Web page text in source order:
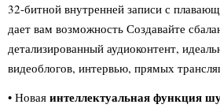
32-битной внутренней записи с
дает вам возможность Создавайте
детализированный аудиоконтент,
видеоблогов, интервью, прямых
• Новая интеллектуальная функция